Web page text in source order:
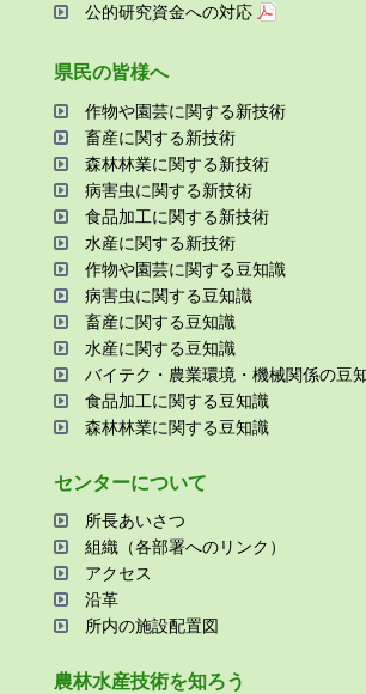
公的研究資金への対応
県⺠の皆様へ
作物や園芸に関する新技術
畜産に関する新技術
森林林業に関する新技術
病害⾍に関する新技術
⾷品加⼯に関する新技術
⽔産に関する新技術
作物や園芸に関する⾖知識
病害⾍に関する⾖知識
畜産に関する⾖知識
⽔産に関する⾖知識
バイテク・農業環境・機械関係の⾖
⾷品加⼯に関する⾖知識
森林林業に関する⾖知識
センターについて
所⻑あいさつ
組織（各部署へのリンク）
アクセス
沿⾰
所内の施設配置図
農林⽔産技術を知ろう